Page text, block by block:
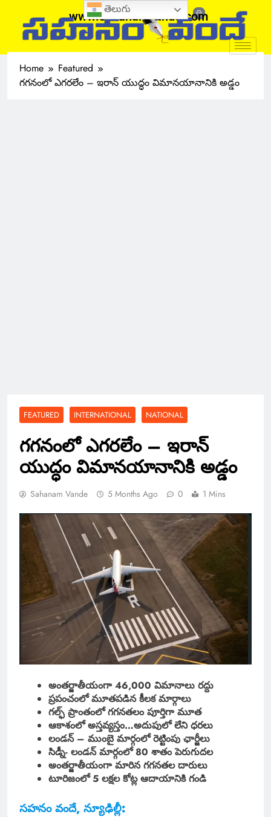
www.sahanamvande.com
Home
Featured
గగనంలో ఎగరలేం – ఇరాన్ యుద్ధం విమానయానానికి అడ్డం
FEATURED INTERNATIONAL NATIONAL
గగనంలో ఎగరలేం – ఇరాన్
యుద్ధం విమానయానానికి అడ్డం
Sahanam Vande 5 Months Ago 0 1 Mins
అంతర్జాతీయంగా 46,000 విమానాలు రద్దు
ప్రపంచంలో మూతపడిన కీలక మార్గాలు
గల్ఫ్ ప్రాంతంలో గగనతలం పూర్తిగా మూత
ఆకాశంలో అస్తవ్యస్తం…అదుపులో లేని ధరలు
లండన్ – ముంబై మార్గంలో రెట్టింపు ఛార్జీలు
సిడ్నీ- లండన్ మార్గంలో 80 శాతం పెరుగుదల
అంతర్జాతీయంగా మారిన గగనతల దారులు
టూరిజంలో 5 లక్షల కోట్ల ఆదాయానికి గండి
సహనం వందే, న్యూఢిల్లీ:
తెలుగు